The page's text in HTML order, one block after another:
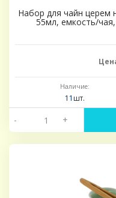
Набор для чайн церем
55мл, емкость/
Наличие:
11шт.
- +